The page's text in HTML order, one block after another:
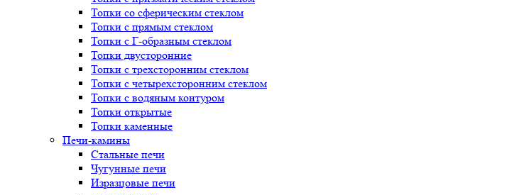
Топки со сферическим стеклом
Топки с прямым стеклом
Топки с Г-образным стеклом
Топки двусторонние
Топки с трехсторонним стеклом
Топки с четырехсторонним стеклом
Топки с водяным контуром
Топки открытые
Топки каменные
Печи-камины
Стальные печи
Чугунные печи
Изразцовые печи